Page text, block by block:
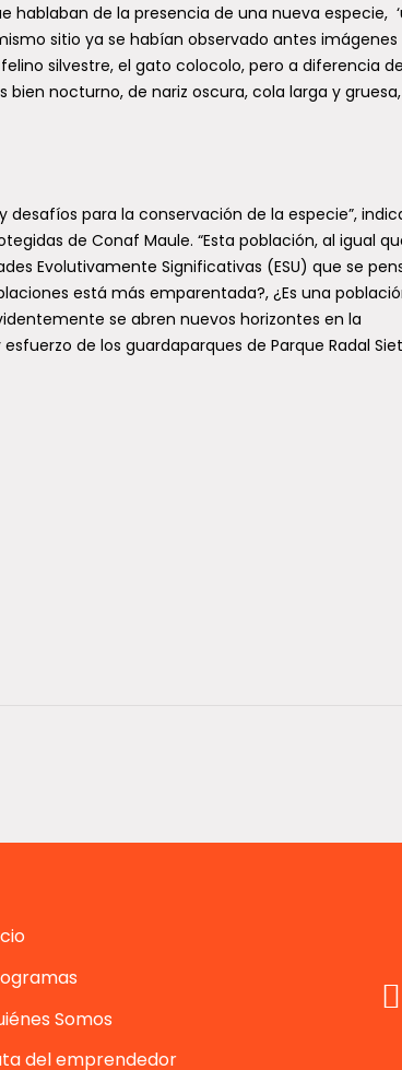
hablaban de la presencia de una nueva especie,
sitio ya se habían observado antes imágenes
silvestre, el gato colocolo, pero a diferencia
nocturno, de nariz oscura, cola larga y
para la conservación de la especie”,
de Conaf Maule. “Esta población, al igual
Evolutivamente Significativas (ESU) que se
está más emparentada?, ¿Es una
se abren nuevos horizontes en la
de los guardaparques de Parque Radal
Somos
del emprendedor